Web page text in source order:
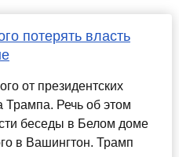
потерять власть
от президентских
Речь об этом
беседы в Белом доме
в Вашингтон. Трамп